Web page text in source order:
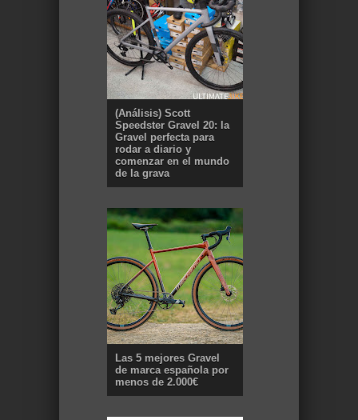
(Análisis) Scott
Speedster Gravel 20: la
Gravel perfecta para
rodar a diario y
comenzar en el mundo
de la grava
Las 5 mejores Gravel
de marca española por
menos de 2.000€